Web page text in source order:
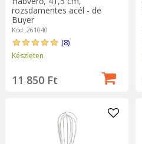
rozsdamentes acél - de
Buyer
Kód: 261040
(8)
Készleten
11 850 Ft